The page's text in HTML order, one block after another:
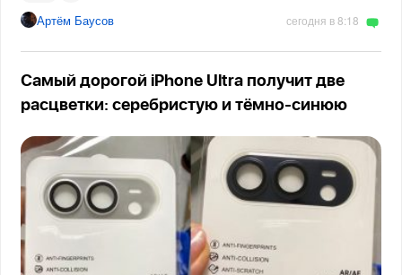
Артём Баусов сегодня в 8:18
Самый дорогой iPhone Ultra получит две
расцветки: серебристую и тёмно-синюю